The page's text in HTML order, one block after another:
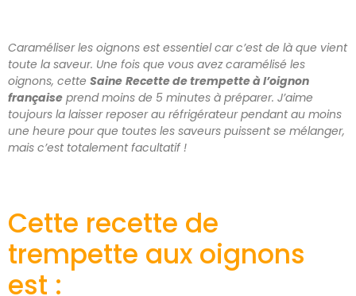
Caraméliser les oignons est essentiel car c’est de là que vient
toute la saveur. Une fois que vous avez caramélisé les
oignons, cette Saine Recette de trempette à l’oignon
française prend moins de 5 minutes à préparer. J’aime
toujours la laisser reposer au réfrigérateur pendant au moins
une heure pour que toutes les saveurs puissent se mélanger,
mais c’est totalement facultatif !
Cette recette de
trempette aux oignons
est :